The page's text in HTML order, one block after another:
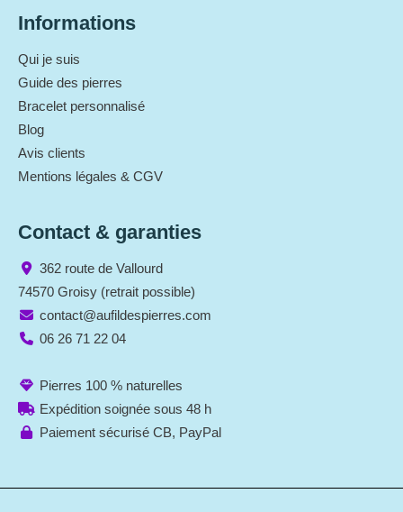
Informations
Qui je suis
Guide des pierres
Bracelet personnalisé
Blog
Avis clients
Mentions légales & CGV
Contact & garanties
362 route de Vallourd
74570 Groisy (retrait possible)
contact@aufildespierres.com
06 26 71 22 04
Pierres 100 % naturelles
Expédition soignée sous 48 h
Paiement sécurisé CB, PayPal